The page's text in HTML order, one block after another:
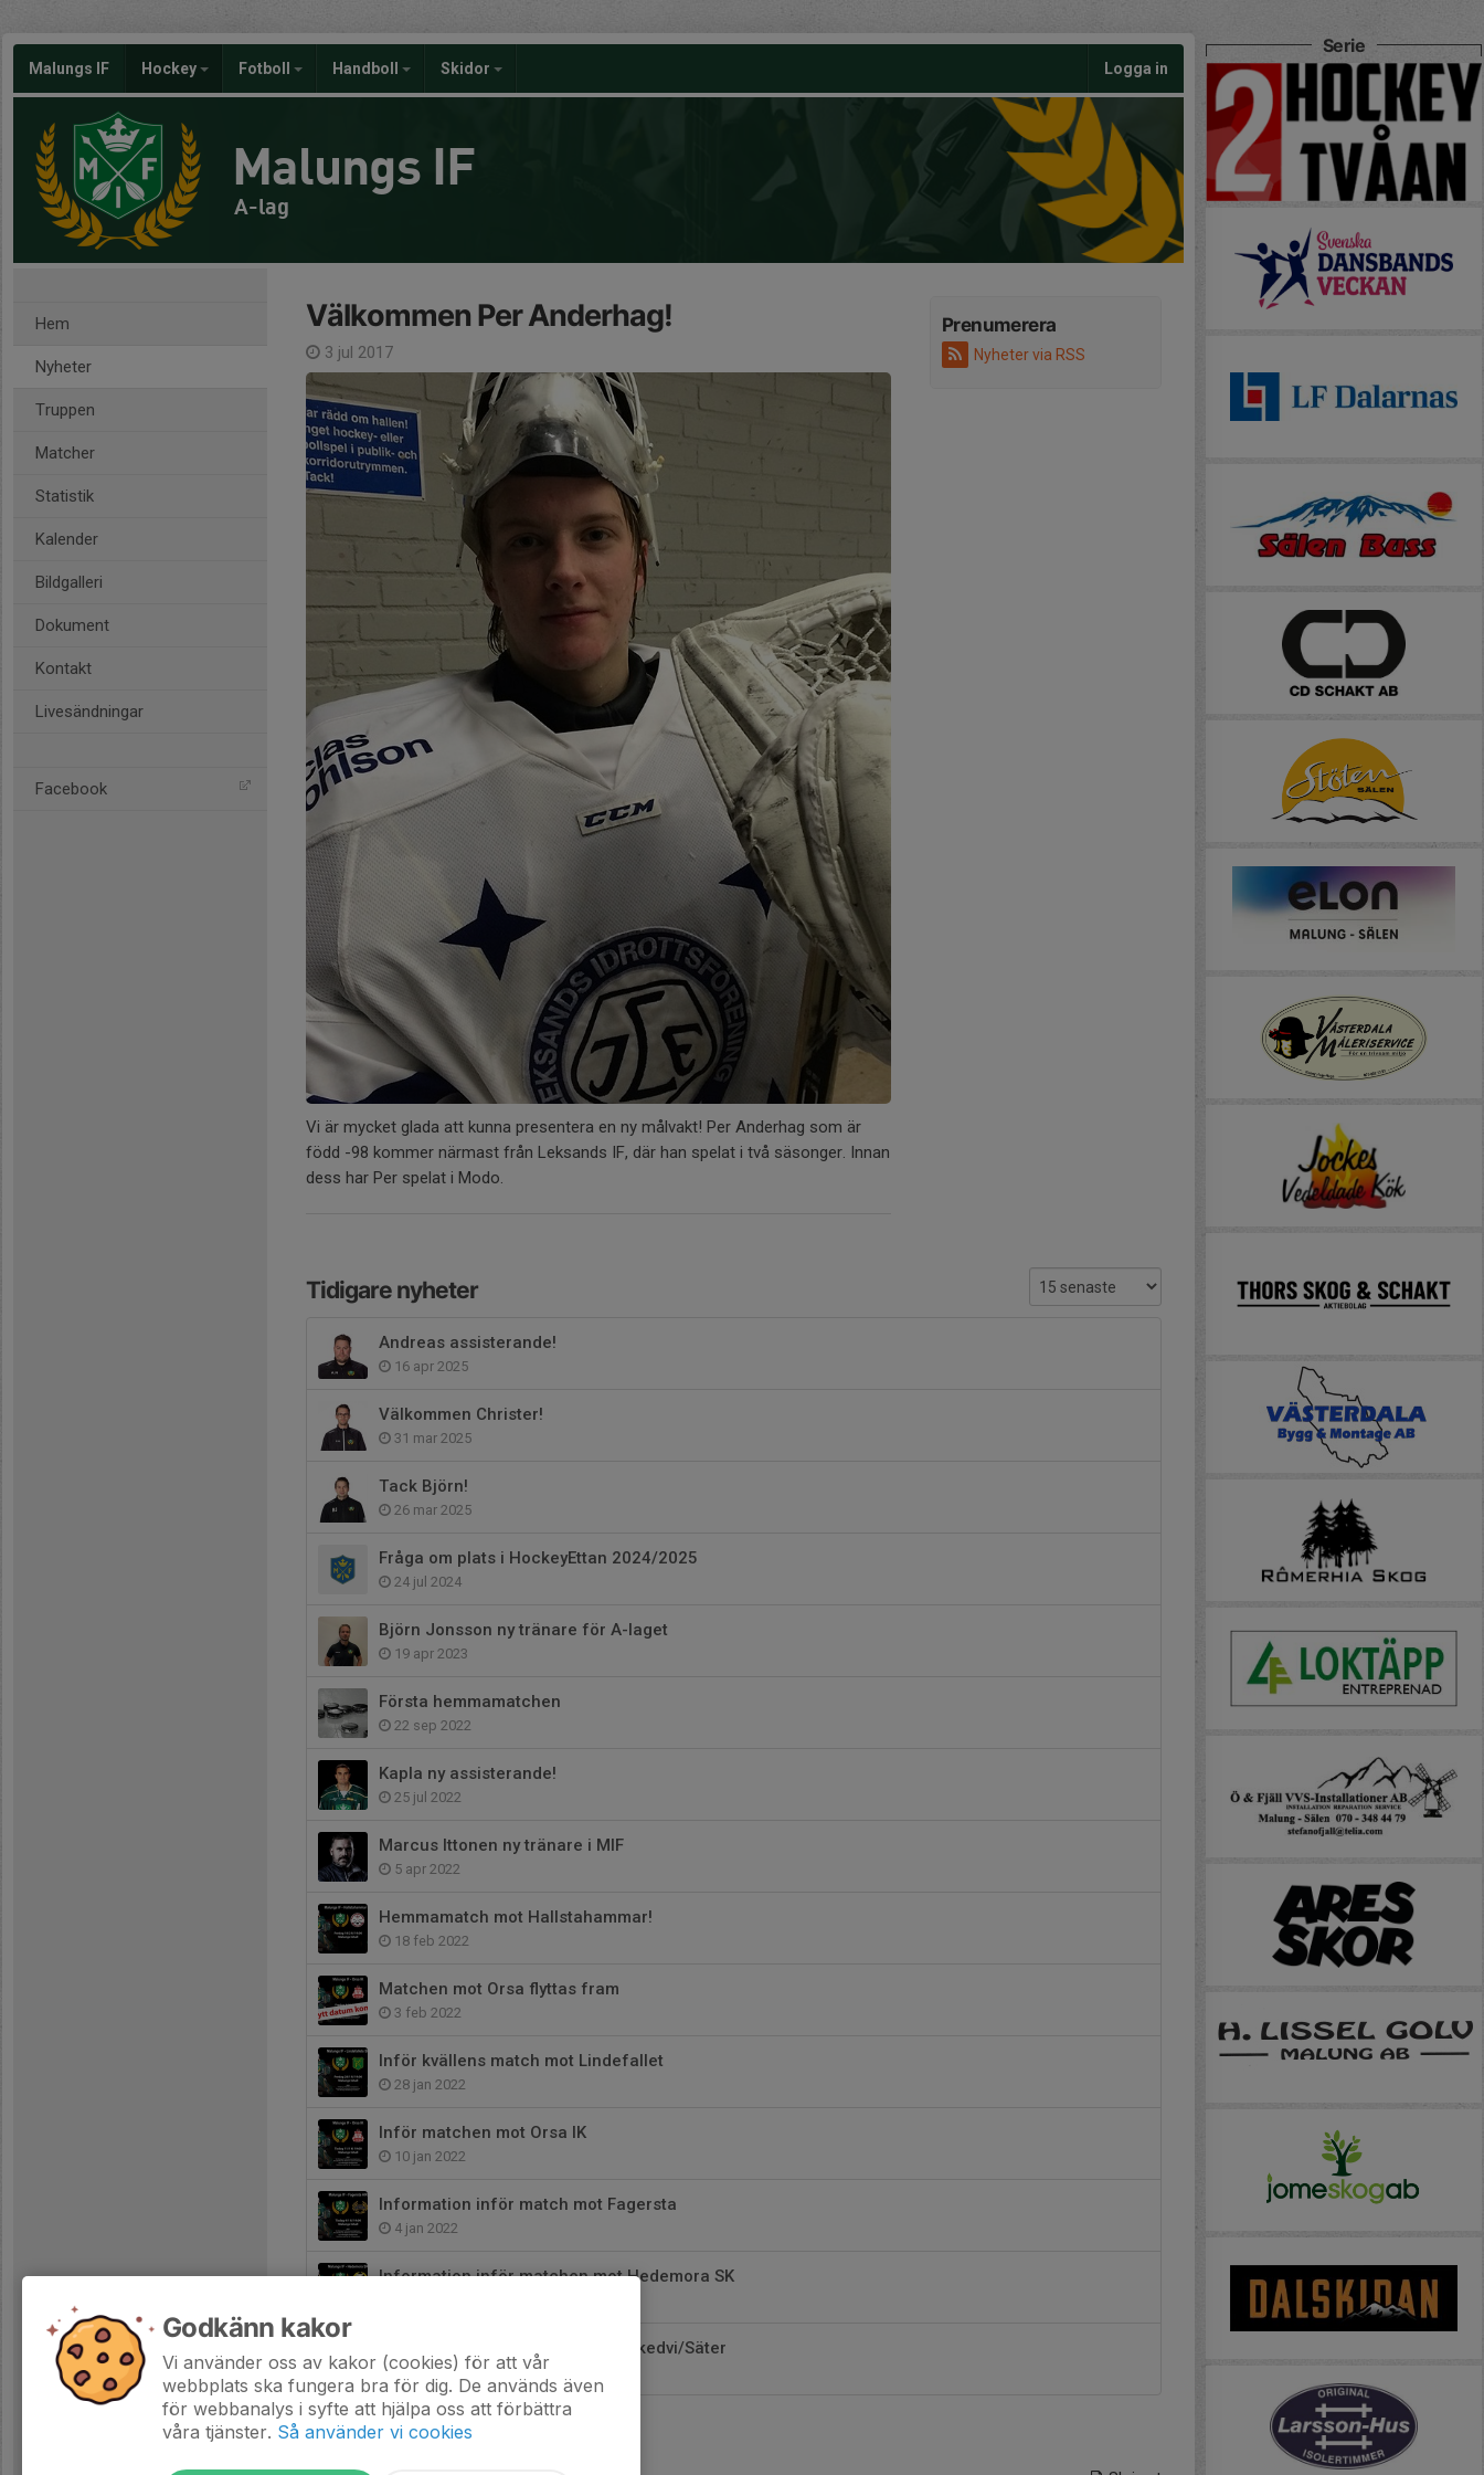
Malungs IF Hockey Fotboll Handboll Skidor Logga in
Malungs IF
A-lag
Hem
Nyheter
Truppen
Matcher
Statistik
Kalender
Bildgalleri
Dokument
Kontakt
Livesändningar
Facebook
Prenumerera
Nyheter via RSS
Välkommen Per Anderhag!
3 jul 2017
Vi är mycket glada att kunna presentera en ny målvakt! Per Anderhag som är
född -98 kommer närmast från Leksands IF, där han spelat i två säsonger. Innan
dess har Per spelat i Modo.
Tidigare nyheter
Andreas assisterande!
16 apr 2025
Välkommen Christer!
31 mar 2025
Tack Björn!
26 mar 2025
Fråga om plats i HockeyEttan 2024/2025
24 jul 2024
Björn Jonsson ny tränare för A-laget
19 apr 2023
Första hemmamatchen
22 sep 2022
Kapla ny assisterande!
25 jul 2022
Marcus Ittonen ny tränare i MIF
5 apr 2022
Hemmamatch mot Hallstahammar!
18 feb 2022
Matchen mot Orsa flyttas fram
3 feb 2022
Inför kvällens match mot Lindefallet
28 jan 2022
Inför matchen mot Orsa IK
10 jan 2022
Information inför match mot Fagersta
4 jan 2022
Information inför matchen mot Hedemora SK
Information inför matchen mot Skedvi/Säter
6 dec 2021
Serie
Godkänn kakor
Vi använder oss av kakor (cookies) för att vår
webbplats ska fungera bra för dig. De används även
för webbanalys i syfte att hjälpa oss att förbättra
våra tjänster. Så använder vi cookies